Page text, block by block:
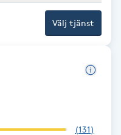
Välj tjänst
(131)